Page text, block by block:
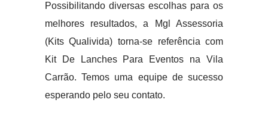
Possibilitando diversas escolhas para os
melhores resultados, a Mgl Assessoria
(Kits Qualivida) torna-se referência com
Kit De Lanches Para Eventos na Vila
Carrão. Temos uma equipe de sucesso
esperando pelo seu contato.